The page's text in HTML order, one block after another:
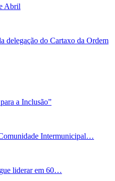
Abril
delegação do Cartaxo da Ordem
a Inclusão”
Intermunicipal…
liderar em 60…